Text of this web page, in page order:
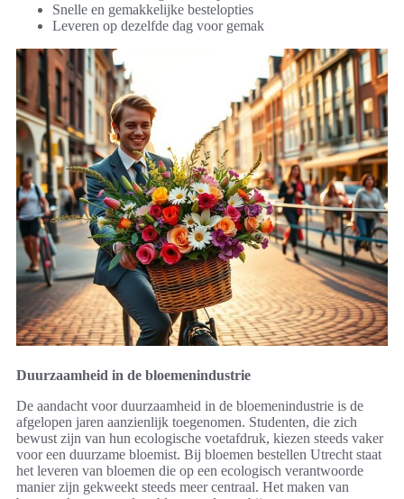
Snelle en gemakkelijke bestelopties
Leveren op dezelfde dag voor gemak
Duurzaamheid in de bloemenindustrie
De aandacht voor duurzaamheid in de bloemenindustrie is de
afgelopen jaren aanzienlijk toegenomen. Studenten, die zich
bewust zijn van hun ecologische voetafdruk, kiezen steeds vaker
voor een duurzame bloemist. Bij bloemen bestellen Utrecht staat
het leveren van bloemen die op een ecologisch verantwoorde
manier zijn gekweekt steeds meer centraal. Het maken van